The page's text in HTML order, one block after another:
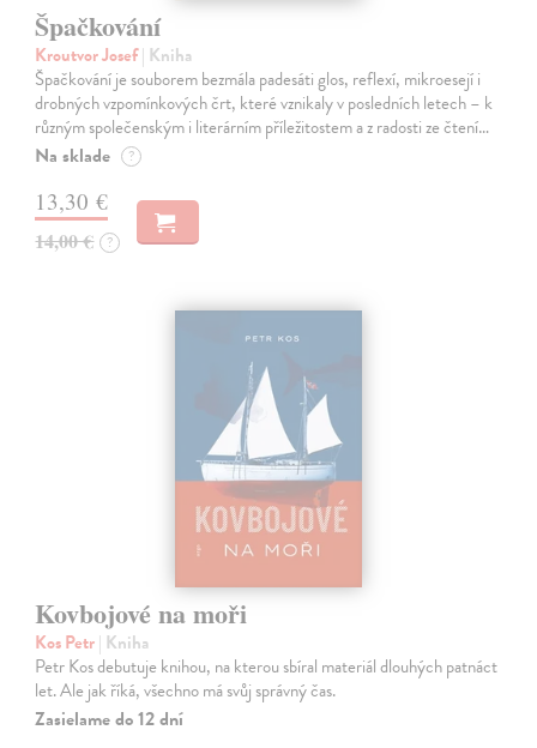
Špačkování
Kroutvor Josef| Kniha
Špačkování je souborem bezmála padesáti glos, reflexí, mikroesejí i
drobných vzpomínkových črt, které vznikaly v posledních letech – k
různým společenským i literárním příležitostem a z radosti ze čtení…
Na sklade ?
13,30 €
14,00 € ?
Kovbojové na moři
Kos Petr| Kniha
Petr Kos debutuje knihou, na kterou sbíral materiál dlouhých patnáct
let. Ale jak říká, všechno má svůj správný čas.
Zasielame do 12 dní